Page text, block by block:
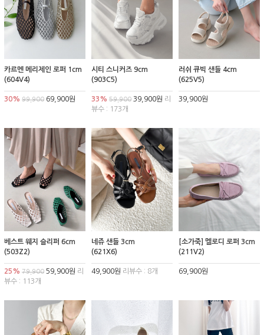
카르멘 메리제인 로퍼 1cm
(604V4)
30% 99,900 69,900원
시티 스니커즈 9cm
(903C5)
33% 59,90039,900원 리
뷰수 : 173개
러쉬 큐빅 샌들 4cm
(625V5)
39,900원
베스트 웨지 슬리퍼 6cm
(503Z2)
25% 79,900 59,900원 리
뷰수 : 113개
네쥬 샌들 3cm
(621X6)
49,900원 리뷰수 : 8개
[소가죽] 멜로디 로퍼 3cm
(211V2)
69,900원